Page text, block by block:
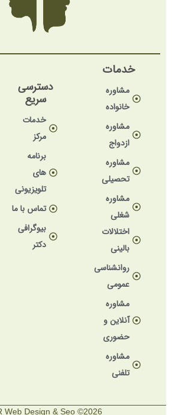
خدمات
مشاوره
خانواده
مشاوره
ازدواج
مشاوره
تحصیلی
مشاوره
شغلی
اختلالات
بالینی
روانشناسی
عمومی
مشاوره
آنلاین و
حضوری
مشاوره
تلفنی
دسترسی
سریع
خدمات
مرکز
های
تلویزیونی
تماس با ما
بیوگرافی
دکتر